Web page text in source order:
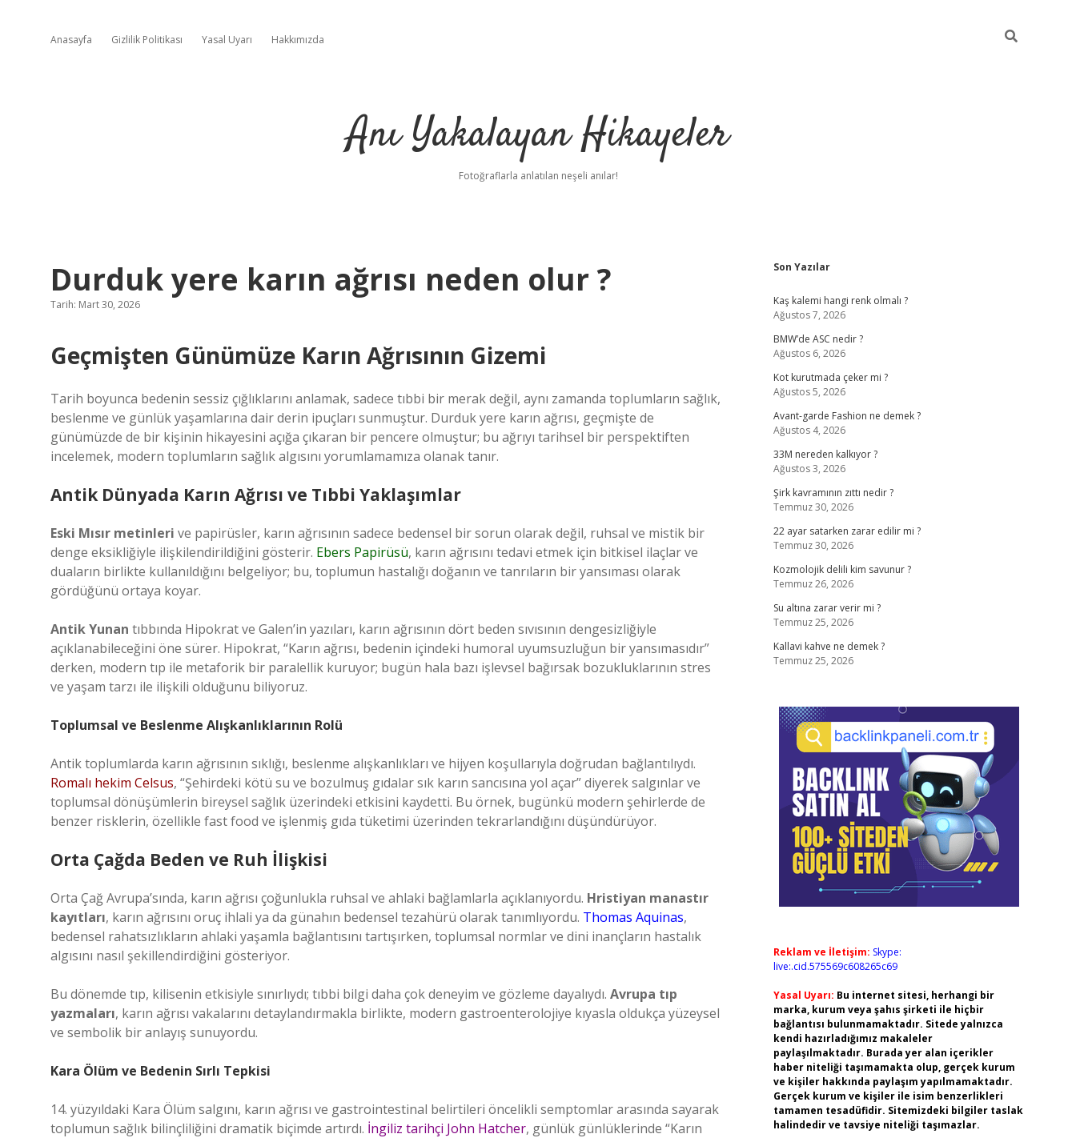
Anasayfa Gizlilik Politikası Yasal Uyarı Hakkımızda
Anı Yakalayan Hikayeler
Fotoğraflarla anlatılan neşeli anılar!
Durduk yere karın ağrısı neden olur ?
Tarih: Mart 30, 2026
Geçmişten Günümüze Karın Ağrısının Gizemi
Tarih boyunca bedenin sessiz çığlıklarını anlamak, sadece tıbbi bir merak değil, aynı zamanda toplumların sağlık,
beslenme ve günlük yaşamlarına dair derin ipuçları sunmuştur. Durduk yere karın ağrısı, geçmişte de
günümüzde de bir kişinin hikayesini açığa çıkaran bir pencere olmuştur; bu ağrıyı tarihsel bir perspektiften
incelemek, modern toplumların sağlık algısını yorumlamamıza olanak tanır.
Antik Dünyada Karın Ağrısı ve Tıbbi Yaklaşımlar
Eski Mısır metinleri ve papirüsler, karın ağrısının sadece bedensel bir sorun olarak değil, ruhsal ve mistik bir
denge eksikliğiyle ilişkilendirildiğini gösterir. Ebers Papirüsü, karın ağrısını tedavi etmek için bitkisel ilaçlar ve
duaların birlikte kullanıldığını belgeliyor; bu, toplumun hastalığı doğanın ve tanrıların bir yansıması olarak
gördüğünü ortaya koyar.
Antik Yunan tıbbında Hipokrat ve Galen’in yazıları, karın ağrısının dört beden sıvısının dengesizliğiyle
açıklanabileceğini öne sürer. Hipokrat, “Karın ağrısı, bedenin içindeki humoral uyumsuzluğun bir yansımasıdır”
derken, modern tıp ile metaforik bir paralellik kuruyor; bugün hala bazı işlevsel bağırsak bozukluklarının stres
ve yaşam tarzı ile ilişkili olduğunu biliyoruz.
Toplumsal ve Beslenme Alışkanlıklarının Rolü
Antik toplumlarda karın ağrısının sıklığı, beslenme alışkanlıkları ve hijyen koşullarıyla doğrudan bağlantılıydı.
Romalı hekim Celsus, “Şehirdeki kötü su ve bozulmuş gıdalar sık karın sancısına yol açar” diyerek salgınlar ve
toplumsal dönüşümlerin bireysel sağlık üzerindeki etkisini kaydetti. Bu örnek, bugünkü modern şehirlerde de
benzer risklerin, özellikle fast food ve işlenmiş gıda tüketimi üzerinden tekrarlandığını düşündürüyor.
Orta Çağda Beden ve Ruh İlişkisi
Orta Çağ Avrupa’sında, karın ağrısı çoğunlukla ruhsal ve ahlaki bağlamlarla açıklanıyordu. Hristiyan manastır
kayıtları, karın ağrısını oruç ihlali ya da günahın bedensel tezahürü olarak tanımlıyordu. Thomas Aquinas,
bedensel rahatsızlıkların ahlaki yaşamla bağlantısını tartışırken, toplumsal normlar ve dini inançların hastalık
algısını nasıl şekillendirdiğini gösteriyor.
Bu dönemde tıp, kilisenin etkisiyle sınırlıydı; tıbbi bilgi daha çok deneyim ve gözleme dayalıydı. Avrupa tıp
yazmaları, karın ağrısı vakalarını detaylandırmakla birlikte, modern gastroenterolojiye kıyasla oldukça yüzeysel
ve sembolik bir anlayış sunuyordu.
Kara Ölüm ve Bedenin Sırlı Tepkisi
14. yüzyıldaki Kara Ölüm salgını, karın ağrısı ve gastrointestinal belirtileri öncelikli semptomlar arasında sayarak
toplumun sağlık bilinçliliğini dramatik biçimde artırdı. İngiliz tarihçi John Hatcher, günlük günlüklerinde “Karın
Sidebar
Son Yazılar
Kaş kalemi hangi renk olmalı ?
Ağustos 7, 2026
BMW’de ASC nedir ?
Ağustos 6, 2026
Kot kurutmada çeker mi ?
Ağustos 5, 2026
Avant-garde Fashion ne demek ?
Ağustos 4, 2026
33M nereden kalkıyor ?
Ağustos 3, 2026
Şirk kavramının zıttı nedir ?
Temmuz 30, 2026
22 ayar satarken zarar edilir mi ?
Temmuz 30, 2026
Kozmolojik delili kim savunur ?
Temmuz 26, 2026
Su altına zarar verir mi ?
Temmuz 25, 2026
Kallavi kahve ne demek ?
Temmuz 25, 2026
Reklam ve İletişim: Skype:
live:.cid.575569c608265c69
Yasal Uyarı: Bu internet sitesi, herhangi bir
marka, kurum veya şahıs şirketi ile hiçbir
bağlantısı bulunmamaktadır. Sitede yalnızca
kendi hazırladığımız makaleler
paylaşılmaktadır. Burada yer alan içerikler
haber niteliği taşımamakta olup, gerçek kurum
ve kişiler hakkında paylaşım yapılmamaktadır.
Gerçek kurum ve kişiler ile isim benzerlikleri
tamamen tesadüfidir. Sitemizdeki bilgiler taslak
halindedir ve tavsiye niteliği taşımazlar.